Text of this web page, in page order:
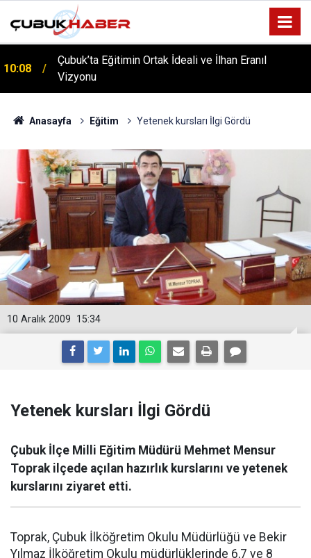
Çubuk’ta Eğitimin Ortak İdeali ve İlhan Eranıl
Vizyonu
12:06
ÇUBUK’TA ‘YAZA MERHABA’ COŞKUSU: Kursiyerler
Gönüllerince Eğlendi!
Anasayfa Eğitim Yetenek kursları İlgi Gördü
15:34
10 Aralık 2009
Yetenek kursları İlgi Gördü
Çubuk İlçe Milli Eğitim Müdürü Mehmet Mensur
Toprak ilçede açılan hazırlık kurslarını ve yetenek
kurslarını ziyaret etti.
Toprak, Çubuk İlköğretim Okulu Müdürlüğü ve Bekir
Yılmaz İlköğretim Okulu müdürlüklerinde 6,7 ve 8